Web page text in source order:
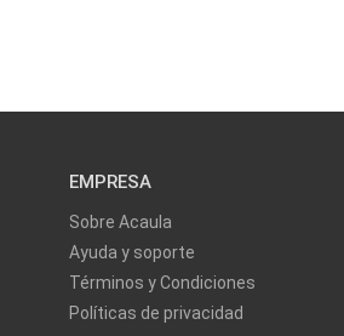
EMPRESA
Sobre Acaula
Ayuda y soporte
Términos y Condiciones
Políticas de privacidad